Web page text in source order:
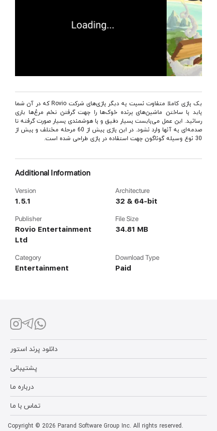
یک بازی کاملا متفاوت نسبت به دیگر بازی‌های شرکت Rovio که در آن شما
باید با ساختن ماشین‌های پرنده خوک‌ها را جهت گرفتن تخم مرغ‌ها یاری
رسانید. این عمل می‌بایست بسیار دقیق و با هوشمندی بسیار صورت گرفته تا
صدمه‌ای به آنها وارد نشود. در این بازی بیش از 60 مرحله مختلف و بیش از
30 نوع وسیله گوناگون جهت استفاده در بازی طراحی شده است.
Additional Information
Version
1.5.1
Architecture
32 & 64-bit
Publisher
Rovio Entertainment
Ltd
File Size
34.81 MB
Category
Entertainment
Download Type
Paid
تماس با ما
درباره ما
پشتیبانی
دانلود پرند استور
Copyright © 2026 Parand Software Group Inc. All rights reserved.